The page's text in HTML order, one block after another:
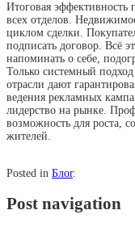
Итоговая эффективность
всех отделов.
циклом сделки.
подписать договор. Всё
напоминать о себе,
Только системный
отрасли дают
ведения рекламных
лидерство на рынке.
возможность для роста,
жителей.
Posted in Блог.
Post navigation